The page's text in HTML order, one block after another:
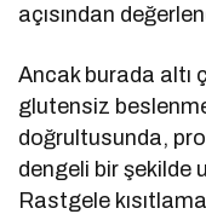
açısından
Ancak burada altı
glutensiz
doğrultusunda,
dengeli bir şekilde
Rastgele